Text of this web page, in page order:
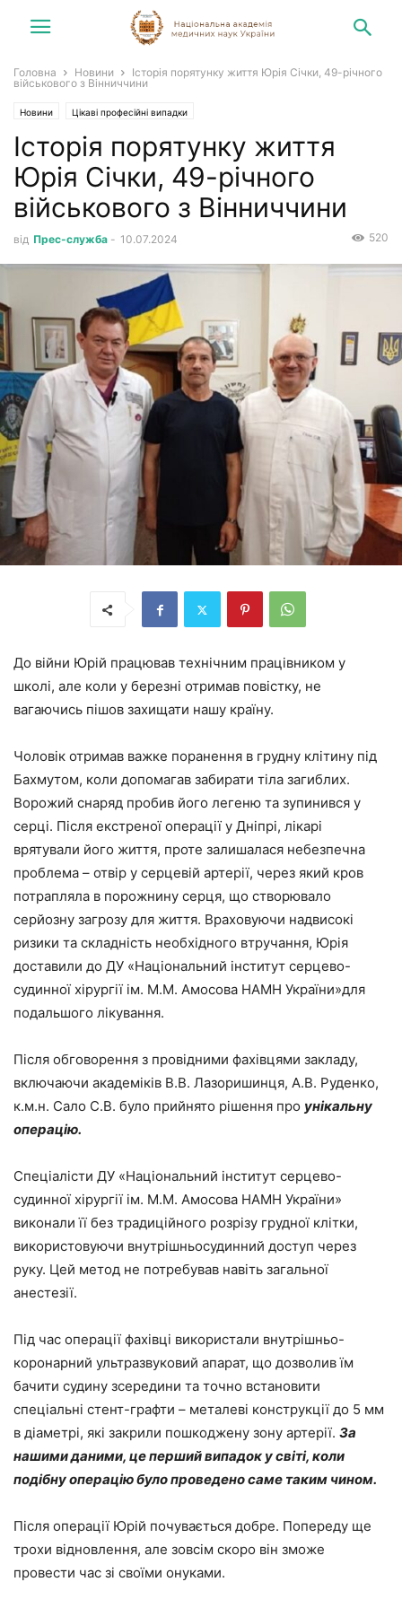
Головна Новини
Історія порятунку життя Юрія Січки, 49-річного
військового з Вінниччини
Новини Цікаві професійні випадки
Історія порятунку життя
Юрія Січки, 49-річного
військового з Вінниччини
від Прес-служба - 10.07.2024 520
До війни Юрій працював технічним працівником у
школі, але коли у березні отримав повістку, не
вагаючись пішов захищати нашу країну.
Чоловік отримав важке поранення в грудну клітину під
Бахмутом, коли допомагав забирати тіла загиблих.
Ворожий снаряд пробив його легеню та зупинився у
серці. Після екстреної операції у Дніпрі, лікарі
врятували його життя, проте залишалася небезпечна
проблема – отвір у серцевій артерії, через який кров
потрапляла в порожнину серця, що створювало
серйозну загрозу для життя. Враховуючи надвисокі
ризики та складність необхідного втручання, Юрія
доставили до ДУ «Національний інститут серцево-
судинної хірургії ім. М.М. Амосова НАМН України»для
подальшого лікування.
Після обговорення з провідними фахівцями закладу,
включаючи академіків В.В. Лазоришинця, А.В. Руденко,
к.м.н. Сало С.В. було прийнято рішення про унікальну
операцію.
Спеціалісти ДУ «Національний інститут серцево-
судинної хірургії ім. М.М. Амосова НАМН України»
виконали її без традиційного розрізу грудної клітки,
використовуючи внутрішньосудинний доступ через
руку. Цей метод не потребував навіть загальної
анестезії.
Під час операції фахівці використали внутрішньо-
коронарний ультразвуковий апарат, що дозволив їм
бачити судину зсередини та точно встановити
спеціальні стент-графти – металеві конструкції до 5 мм
в діаметрі, які закрили пошкоджену зону артерії. За
нашими даними, це перший випадок у світі, коли
подібну операцію було проведено саме таким чином.
Після операції Юрій почувається добре. Попереду ще
трохи відновлення, але зовсім скоро він зможе
провести час зі своїми онуками.